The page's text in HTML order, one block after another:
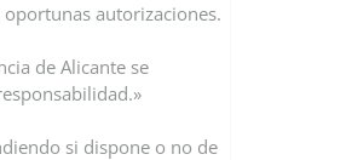
autorizaciones.
de Alicante se
si dispone o no de